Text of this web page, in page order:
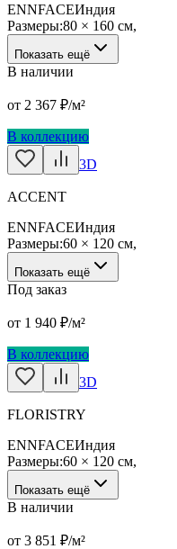
ENNFACEИндия
Размеры:80 × 160 см,
Показать ещё
В наличии
от 2 367 ₽/м²
В коллекцию
3D
ACCENT
ENNFACEИндия
Размеры:60 × 120 см,
Показать ещё
Под заказ
от 1 940 ₽/м²
В коллекцию
3D
FLORISTRY
ENNFACEИндия
Размеры:60 × 120 см,
Показать ещё
В наличии
от 3 851 ₽/м²